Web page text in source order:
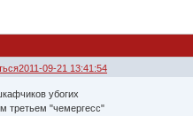
2011-09-21 13:41:54
убогих
третьем "чемергесс"